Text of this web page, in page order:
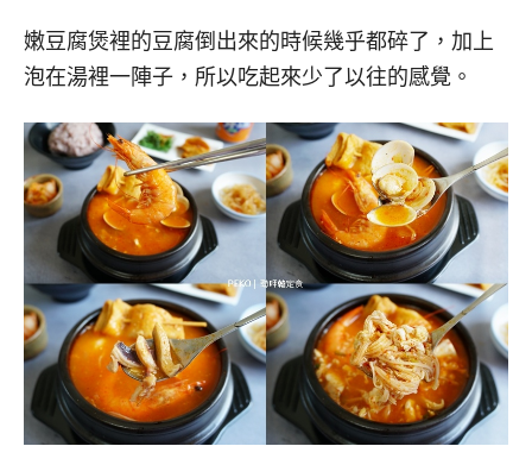
嫩豆腐煲裡的豆腐倒出來的時候幾乎都碎了，加上
泡在湯裡一陣子，所以吃起來少了以往的感覺。